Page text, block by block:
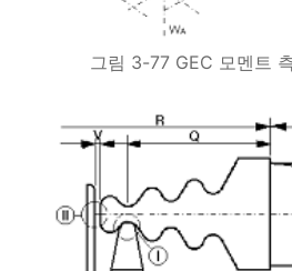
그림 3-77 GEC 모멘트